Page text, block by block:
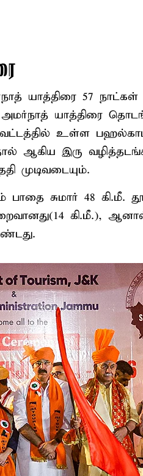
யாத்திரை 57
யாத்திரை
உள்ள
ஆகிய இரு
முடிவடையும்.
பாதை சுமார் 48
கி.மீ.),